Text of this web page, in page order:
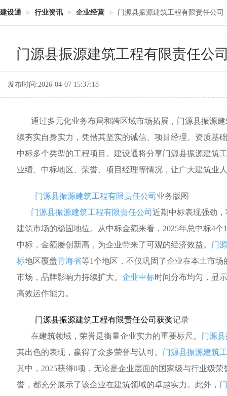
建设通 > 行业资讯 > 企业经营 > 门源县振源建筑工程有限责任公司
门源县振源建筑工程有限责任公
发布时间:2026-04-07 15:37:18
通过多元化业务布局和跨区域市场拓展，门源县振源建
续夯实自身实力，凭借其坚实的诚信、项目经理、资质基
中标多个类型的工程项目。建设通将分享门源县振源建筑
业绩、中标地区、荣誉、项目经理等情况，让广大建筑业
门源县振源建筑工程有限责任公司 业务版图
门源县振源建筑工程有限责任公司 近期中标表现强劲
建筑市场的稳固地位。从中标金额来看，2025年总中标4个
中标，金额屡创新高，为企业带来了可观的经济效益。 门
标地区覆盖青海省等1个地区，不仅巩固了企业在本土市
市场，品牌影响力持续扩大。 企业中标时间分布均匀，显
高效运作能力。
门源县振源建筑工程有限责任公司获奖记录
在建筑领域，荣誉是衡量企业实力的重要标尺。 门源
其出色的表现，赢得了众多荣誉与认可。 门源县振源建筑
其中，2025获得0项，无论是企业层面的国家级与行业级
誉，都充分展示了该企业在建筑领域的卓越实力。此外，